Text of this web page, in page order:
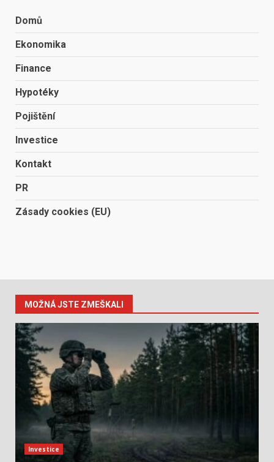
Domů
Ekonomika
Finance
Hypotéky
Pojištění
Investice
Kontakt
PR
Zásady cookies (EU)
MOŽNÁ JSTE ZMEŠKALI
Investice